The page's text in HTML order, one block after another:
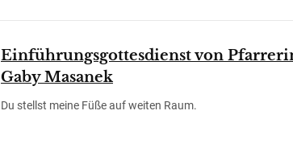
Einführungsgottesdienst von
Gaby Masanek
Du stellst meine Füße auf weiten Raum.